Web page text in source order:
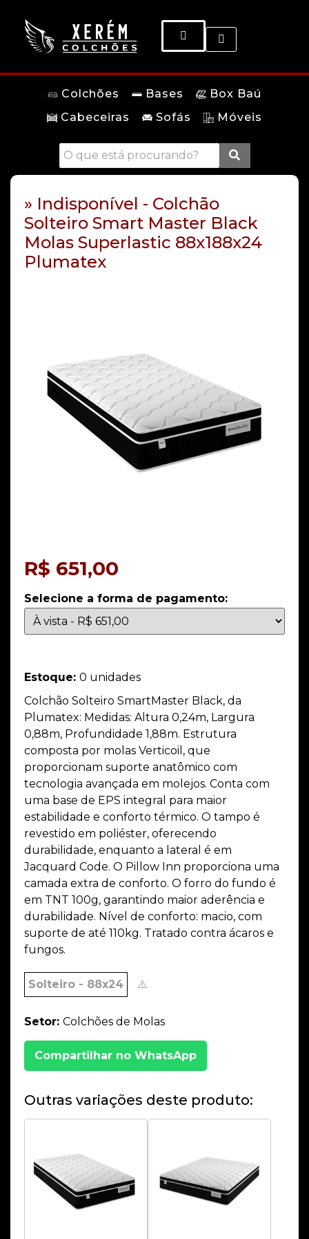
Colchões Bases
Box Baú
Cabeceiras
Sofás Móveis
» Indisponível - Colchão
Solteiro Smart Master Black
Molas Superlastic 88x188x24
Plumatex
R$ 651,00
Selecione a forma de pagamento:
Estoque: 0 unidades
Colchão Solteiro SmartMaster Black, da
Plumatex: Medidas: Altura 0,24m, Largura
0,88m, Profundidade 1,88m. Estrutura
composta por molas Verticoil, que
proporcionam suporte anatômico com
tecnologia avançada em molejos. Conta com
uma base de EPS integral para maior
estabilidade e conforto térmico. O tampo é
revestido em poliéster, oferecendo
durabilidade, enquanto a lateral é em
Jacquard Code. O Pillow Inn proporciona uma
camada extra de conforto. O forro do fundo é
em TNT 100g, garantindo maior aderência e
durabilidade. Nível de conforto: macio, com
suporte de até 110kg. Tratado contra ácaros e
fungos.
Solteiro - 88x24 ⚠️
Setor: Colchões de Molas
Compartilhar no WhatsApp
Outras variações deste produto: